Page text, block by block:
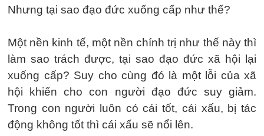
Nhưng tại sao đạo đức xuống cấp như thế?
Một nền kinh tế, một nền chính trị như thế này thì
làm sao trách được, tại sao đạo đức xã hội lại
xuống cấp? Suy cho cùng đó là một lỗi của xã
hội khiến cho con người đạo đức suy giảm.
Trong con người luôn có cái tốt, cái xấu, bị tác
động không tốt thì cái xấu sẽ nổi lên.